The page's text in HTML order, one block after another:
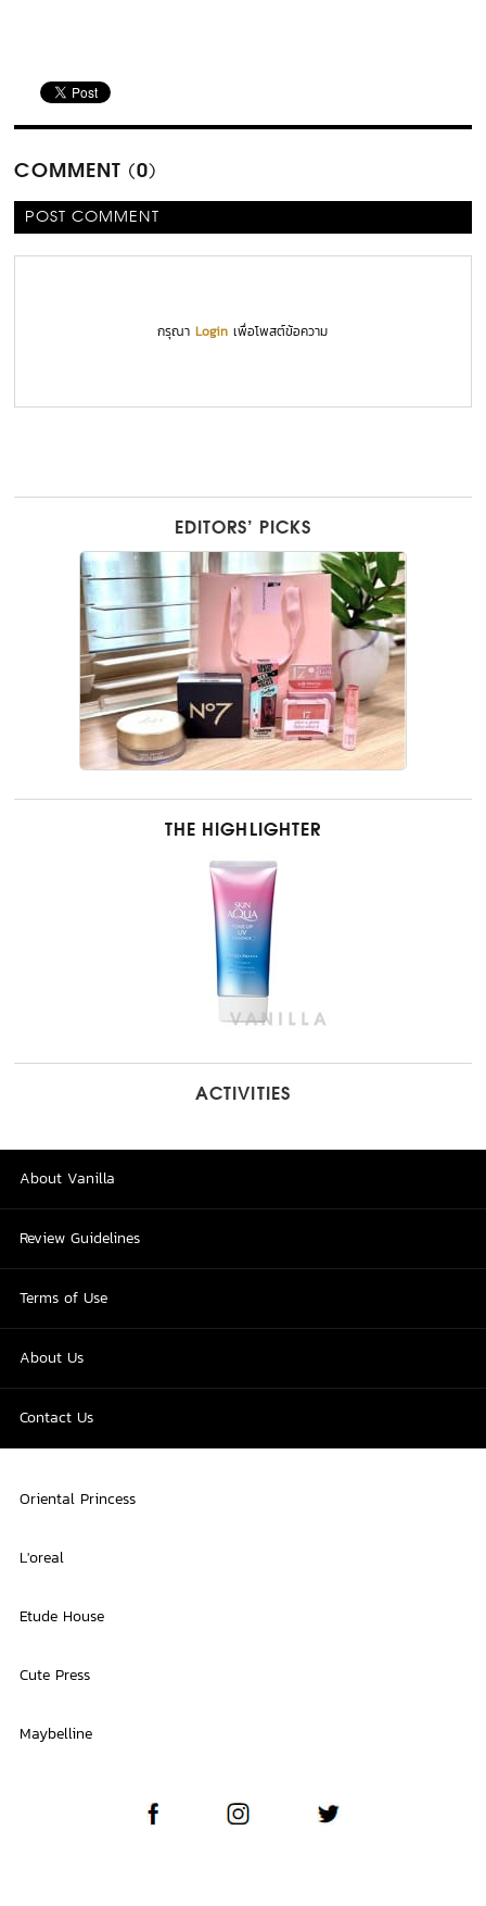
COMMENT (0)
POST COMMENT
กรุณาLogin เพื่อโพสต์ข้อความ
EDITORS’ PICKS
THE HIGHLIGHTER
ACTIVITIES
About Vanilla
Review Guidelines
Terms of Use
About Us
Contact Us
Oriental Princess
L'oreal
Etude House
Cute Press
Maybelline